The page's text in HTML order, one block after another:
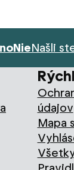
NieNašli
údajov
Mapa